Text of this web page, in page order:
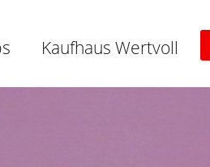
Kaufhaus Wertvoll